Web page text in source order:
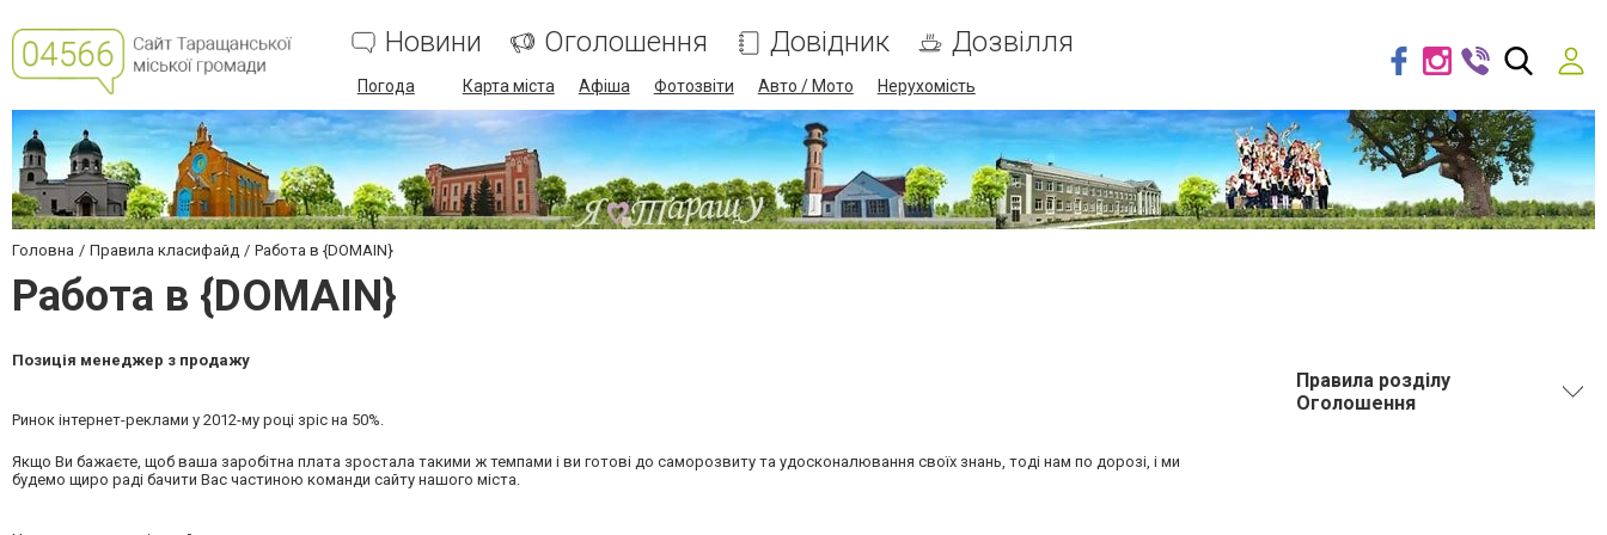
Новини Оголошення Довідник Дозвілля
Погода Карта міста Афіша Фотозвіти Авто / Мото Нерухомість
Головна Правила класифайд Работа в {DOMAIN}
Работа в {DOMAIN}
Позиція менеджер з продажу
Ринок інтернет-реклами у 2012-му році зріс на 50%.
Якщо Ви бажаєте, щоб ваша заробітна плата зростала такими ж темпами і ви готові до саморозвиту та удосконалювання своїх знань, тоді нам по дорозі, і ми
будемо щиро раді бачити Вас частиною команди сайту нашого міста.
Правила розділу
Оголошення